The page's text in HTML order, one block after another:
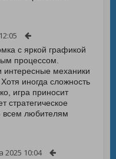
с яркой графикой
процессом.
интересные механики
иногда сложность
игра приносит
стратегическое
любителям
2025 10:04